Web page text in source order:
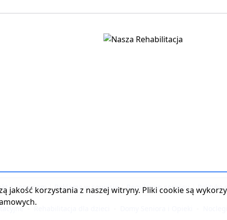
z serwisem | Reklama w serwisie | Regulamin serwisu | Polityka
jakość korzystania z naszej witryny. Pliki cookie są